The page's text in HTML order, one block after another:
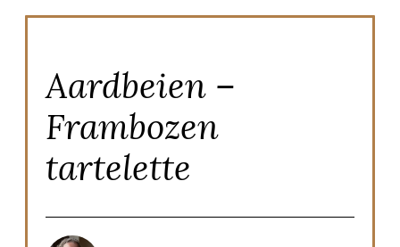
Aardbeien –
Frambozen
tartelette